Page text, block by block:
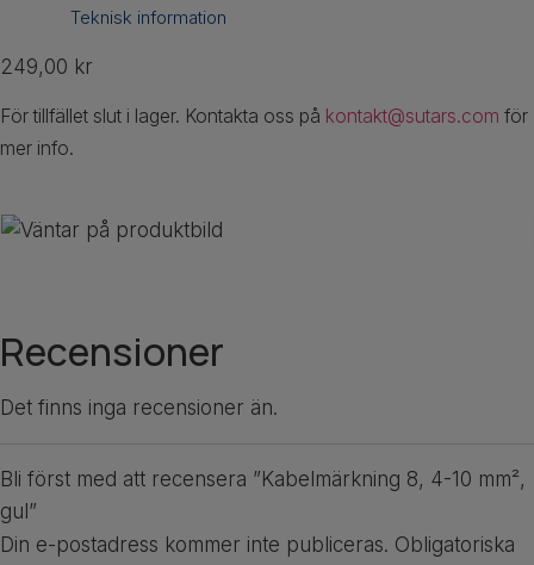
Teknisk information
249,00 kr
För tillfället slut i lager. Kontakta oss på kontakt@sutars.com för
mer info.
Recensioner
Det finns inga recensioner än.
Bli först med att recensera ”Kabelmärkning 8, 4-10 mm²,
gul”
Din e-postadress kommer inte publiceras. Obligatoriska